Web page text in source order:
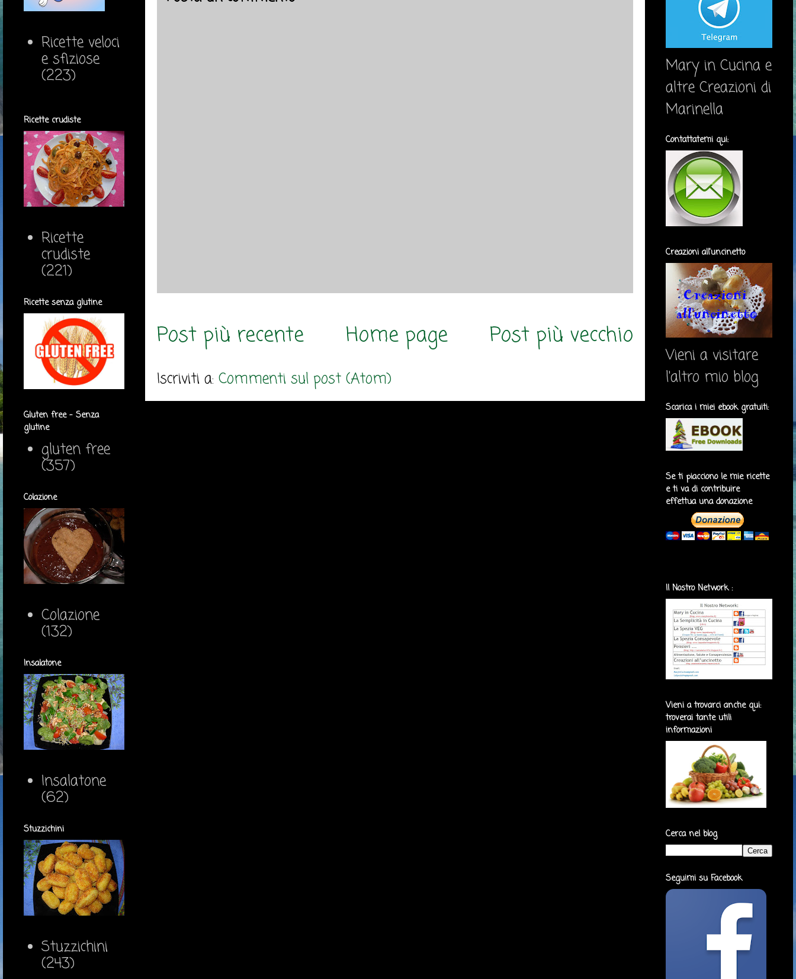
Post più recente Post più vecchio
Home page
Iscriviti a: Commenti sul post (Atom)
Ricette veloci
e sfiziose
(223)
Ricette crudiste
Ricette
crudiste
(221)
Ricette senza glutine
Gluten free - Senza
glutine
gluten free
(357)
Colazione
Colazione
(132)
Insalatone
Insalatone
(62)
Stuzzichini
Stuzzichini
(243)
Mary in Cucina e
altre Creazioni di
Marinella
Contattatemi qui:
Creazioni all'uncinetto
Vieni a visitare
l'altro mio blog
Scarica i miei ebook gratuiti:
Se ti piacciono le mie ricette
e ti va di contribuire
effettua una donazione
Il Nostro Network :
Vieni a trovarci anche qui:
troverai tante utili
informazioni
Cerca nel blog
Seguimi su Facebook